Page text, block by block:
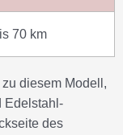
70 km
diesem Modell,
Edelstahl-
des